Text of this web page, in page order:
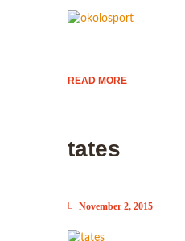
READ MORE
tates
November 2, 2015